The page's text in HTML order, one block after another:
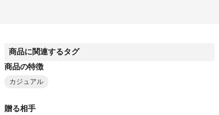
商品に関連するタグ
商品の特徴
カジュアル
贈る相手